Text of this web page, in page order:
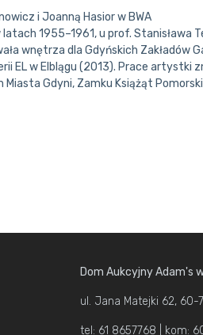
i Joanną Hasior w BWA
1955–1961, u prof. Stanisława
wnętrza dla Gdyńskich Zakładów
EL w Elblągu (2013). Prace artystki
Gdyni, Zamku Książąt
Dom Aukcyjny Adam's
ul. Jana Matejki 62, 60-
tel: 61 8657768 | kom: